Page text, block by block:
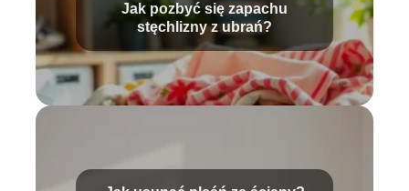
Jak pozbyć się zapachu
stęchlizny z ubrań?